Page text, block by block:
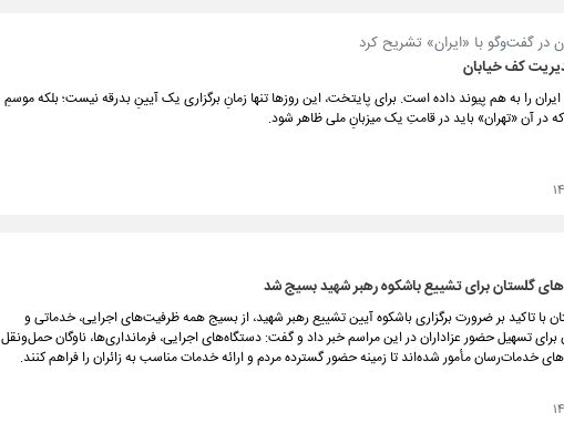
در گفت‌و‌گو با «ایران» تشریح کرد
کف خیابان
را به هم پیوند داده است. برای پایتخت، این روزها تنها زمانِ برگزاری یک آیینِ بدرقه نیست؛ بلکه موسمِ
در آن «تهران» باید در قامتِ یک میزبانِ ملی ظاهر شود.
گلستان برای تشییع باشکوه رهبر شهید بسیج شد
با تاکید بر ضرورت برگزاری باشکوه آیین تشییع رهبر شهید، از بسیج همه ظرفیت‌های اجرایی، خدماتی و
برای تسهیل حضور عزاداران در این مراسم خبر داد و گفت: دستگاه‌های اجرایی، فرمانداری‌ها، ناوگان حمل‌ونقل
خدمات‌رسان مأمور شده‌اند تا زمینه حضور گسترده مردم و ارائه خدمات مناسب به زائران را فراهم کنند.